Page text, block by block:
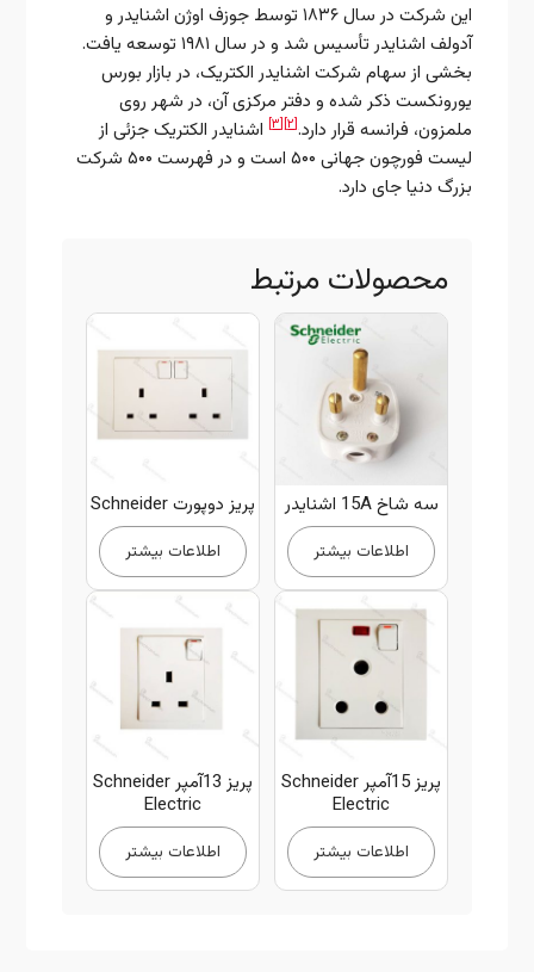
این شرکت در سال ۱۸۳۶ توسط جوزف اوژن اشنایدر و
آدولف اشنایدر تأسیس شد و در سال ۱۹۸۱ توسعه یافت.
بخشی از سهام شرکت اشنایدر الکتریک، در بازار بورس
یورونکست ذکر شده و دفتر مرکزی آن، در شهر روی
ملمزون، فرانسه قرار دارد.[۲] [۳]
اشنایدر الکتریک جزئی از
لیست فورچون جهانی ۵۰۰ است و در فهرست ۵۰۰ شرکت
بزرگ دنیا جای دارد.
محصولات مرتبط
سه شاخ 15A اشنایدر
اطلاعات بیشتر
پریز دوپورت Schneider
اطلاعات بیشتر
پریز 15آمپر Schneider
Electric
اطلاعات بیشتر
پریز 13آمپر Schneider
Electric
اطلاعات بیشتر